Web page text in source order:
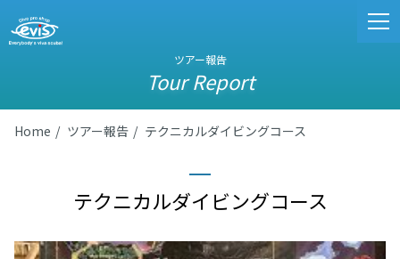
ツアー報告
Tour Report
Home ツアー報告 テクニカルダイビングコース
テクニカルダイビングコース